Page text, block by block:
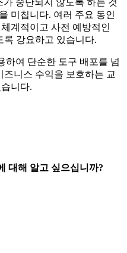
중단되지 않도록 하는 것
미칩니다. 여러 주요 동인
계적이고 사전 예방적인
록 강요하고 있습니다.
하여 단순한 도구 배포를 넘
즈니스 수익을 보호하는 교
니다.
대해 알고 싶으십니까?